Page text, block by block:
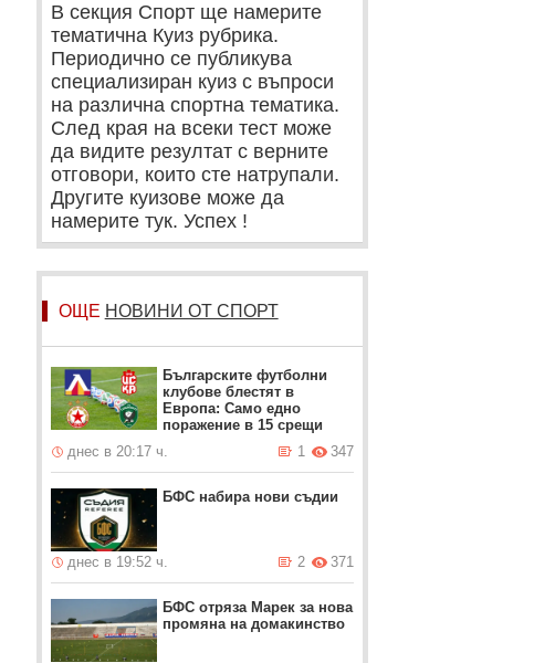
В секция Спорт ще намерите
тематична Куиз рубрика.
Периодично се публикува
специализиран куиз с въпроси
на различна спортна тематика.
След края на всеки тест може
да видите резултат с верните
отговори, които сте натрупали.
Другите куизове може да
намерите тук. Успех !
ОЩЕ НОВИНИ ОТ СПОРТ
Българските футболни
клубове блестят в
Европа: Само едно
поражение в 15 срещи
днес в 20:17 ч.
347
1
БФС набира нови съдии
днес в 19:52 ч. 371
2
БФС отряза Марек за нова
промяна на домакинство